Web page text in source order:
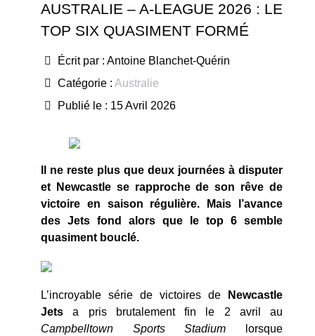
AUSTRALIE – A-LEAGUE 2026 : LE
TOP SIX QUASIMENT FORMÉ
Écrit par : Antoine Blanchet-Quérin
Catégorie : Australie
Publié le : 15 Avril 2026
Il ne reste plus que deux journées à disputer
et Newcastle se rapproche de son rêve de
victoire en saison régulière. Mais l’avance
des Jets fond alors que le top 6 semble
quasiment bouclé.
L’incroyable série de victoires de
Newcastle
Jets a pris brutalement fin le 2 avril au
Campbelltown Sports Stadium lorsque